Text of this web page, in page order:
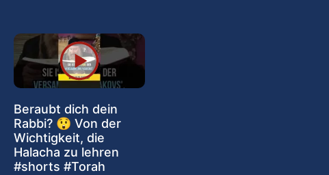
Beraubt dich dein
Rabbi? 😲 Von der
Wichtigkeit, die
Halacha zu lehren
#shorts #Torah